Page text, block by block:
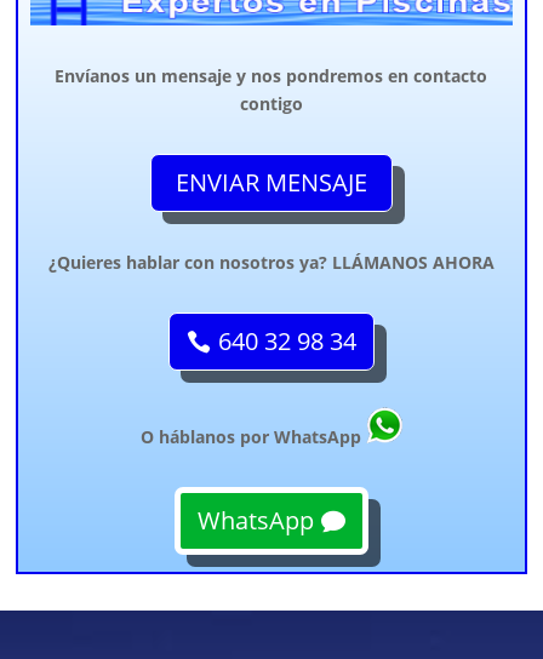
Envíanos un mensaje y nos pondremos en contacto
contigo
ENVIAR MENSAJE
¿Quieres hablar con nosotros ya? LLÁMANOS AHORA
640 32 98 34
O háblanos por WhatsApp
WhatsApp